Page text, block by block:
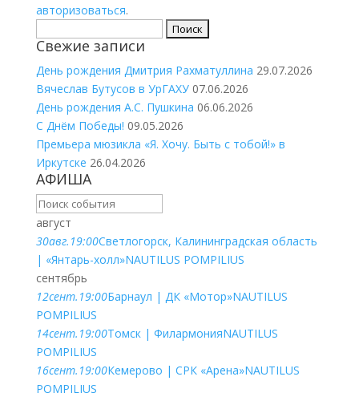
авторизоваться.
Свежие записи
День рождения Дмитрия Рахматуллина 29.07.2026
Вячеслав Бутусов в УрГАХУ 07.06.2026
День рождения А.С. Пушкина 06.06.2026
С Днём Победы! 09.05.2026
Премьера мюзикла «Я. Хочу. Быть с тобой!» в
Иркутске 26.04.2026
АФИША
август
30авг. 19:00Светлогорск, Калининградская область
| «Янтарь-холл»NAUTILUS POMPILIUS
сентябрь
12сент. 19:00Барнаул | ДК «Мотор»NAUTILUS
POMPILIUS
14сент. 19:00Томск | ФилармонияNAUTILUS
POMPILIUS
16сент. 19:00Кемерово | СРК «Арена»NAUTILUS
POMPILIUS